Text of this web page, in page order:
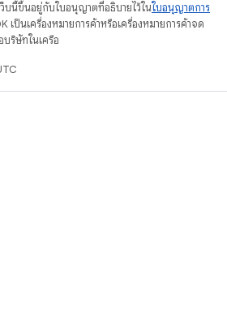
ว็บนี้ขึ้นอยู่กับใบอนุญาตที่อธิบายไว้ในใบอนุญาตการ
เป็นเครื่องหมายการค้าหรือเครื่องหมายการค้าจด
ริษัทในเครือ